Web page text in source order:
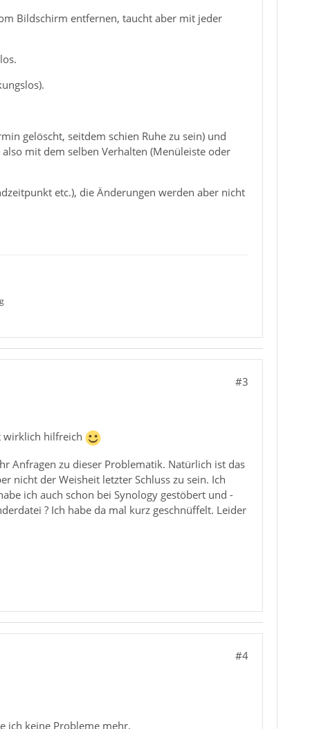
Bildschirm entfernen, taucht aber mit jeder
gelöscht, seitdem schien Ruhe zu sein) und
mit dem selben Verhalten (Menüleiste oder
etc.), die Änderungen werden aber nicht
#3
wirklich hilfreich
Anfragen zu dieser Problematik. Natürlich ist das
nicht der Weisheit letzter Schluss zu sein. Ich
ich auch schon bei Synology gestöbert und -
? Ich habe da mal kurz geschnüffelt. Leider
#4
ich keine Probleme mehr.